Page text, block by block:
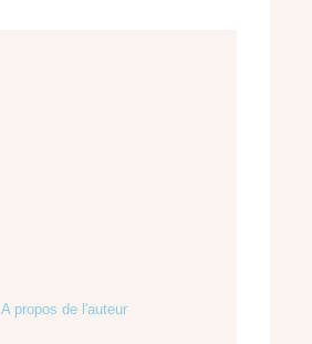
A propos de l'auteur